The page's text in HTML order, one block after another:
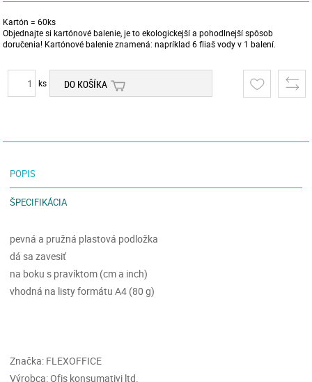
Kartón = 60ks
Objednajte si kartónové balenie, je to ekologickejší a pohodlnejší spôsob
doručenia! Kartónové balenie znamená: napríklad 6 fliaš vody v 1 balení.
ks DO KOŠÍKA
POPIS
ŠPECIFIKÁCIA
pevná a pružná plastová podložka
dá sa zavesiť
na boku s pravíktom (cm a inch)
vhodná na listy formátu A4 (80 g)
Značka: FLEXOFFICE
Výrobca: Ofis konsumativi ltd.